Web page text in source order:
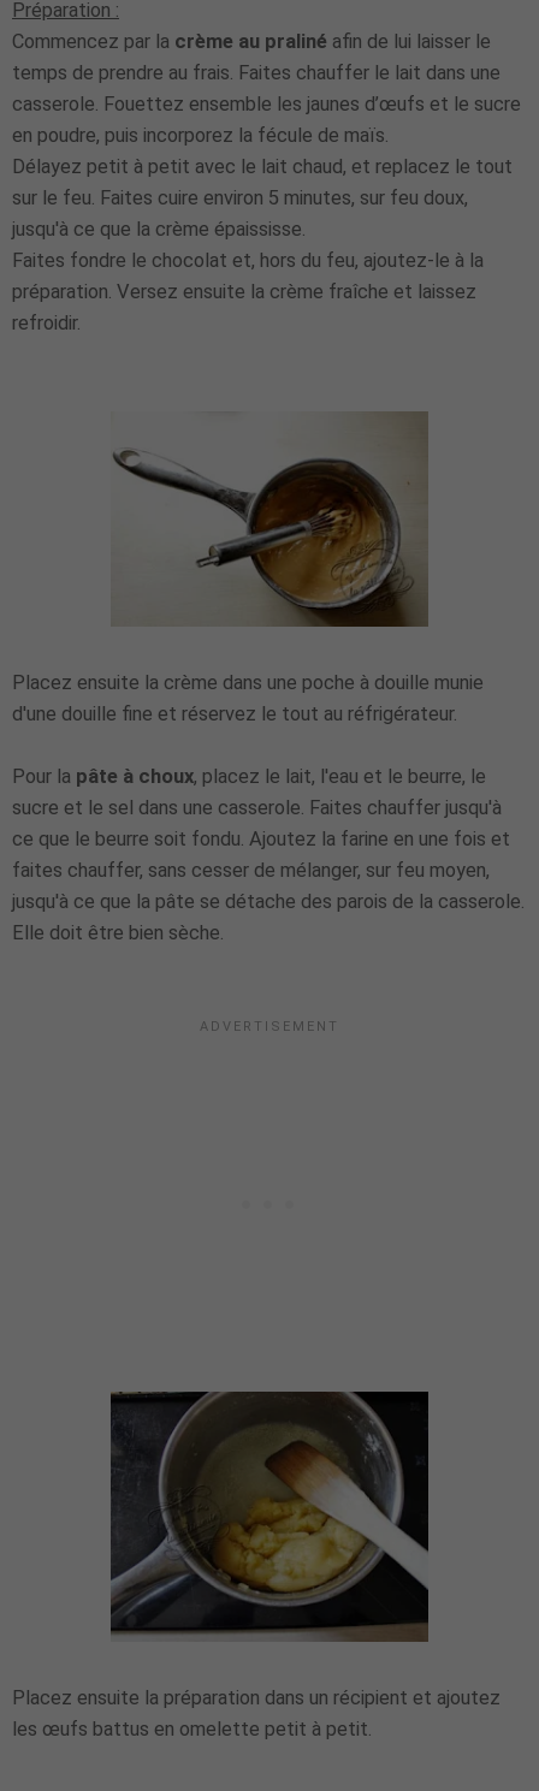
Préparation :
Commencez par la crème au praliné afin de lui laisser le
temps de prendre au frais. Faites chauffer le lait dans une
casserole. Fouettez ensemble les jaunes d’œufs et le sucre
en poudre, puis incorporez la fécule de maïs.
Délayez petit à petit avec le lait chaud, et replacez le tout
sur le feu. Faites cuire environ 5 minutes, sur feu doux,
jusqu'à ce que la crème épaississe.
Faites fondre le chocolat et, hors du feu, ajoutez-le à la
préparation. Versez ensuite la crème fraîche et laissez
refroidir.
Placez ensuite la crème dans une poche à douille munie
d'une douille fine et réservez le tout au réfrigérateur.
Pour la pâte à choux, placez le lait, l'eau et le beurre, le
sucre et le sel dans une casserole. Faites chauffer jusqu'à
ce que le beurre soit fondu. Ajoutez la farine en une fois et
faites chauffer, sans cesser de mélanger, sur feu moyen,
jusqu'à ce que la pâte se détache des parois de la casserole.
Elle doit être bien sèche.
Placez ensuite la préparation dans un récipient et ajoutez
les œufs battus en omelette petit à petit.